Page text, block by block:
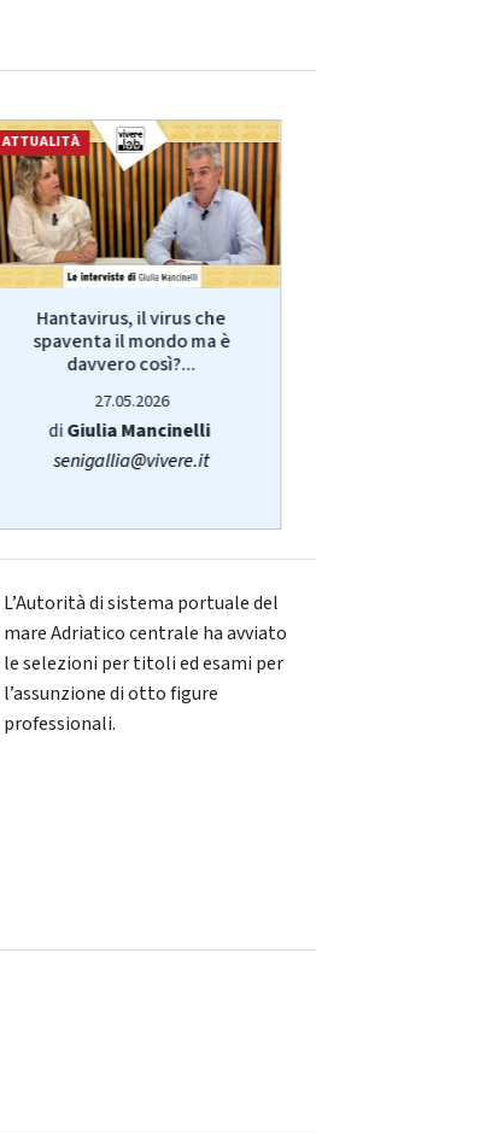
ATTUALITÀ
Hantavirus, il virus che
spaventa il mondo ma è
davvero così?...
27.05.2026
diGiulia Mancinelli
senigallia@vivere.it
L’Autorità di sistema portuale del
mare Adriatico centrale ha avviato
le selezioni per titoli ed esami per
l’assunzione di otto figure
professionali.